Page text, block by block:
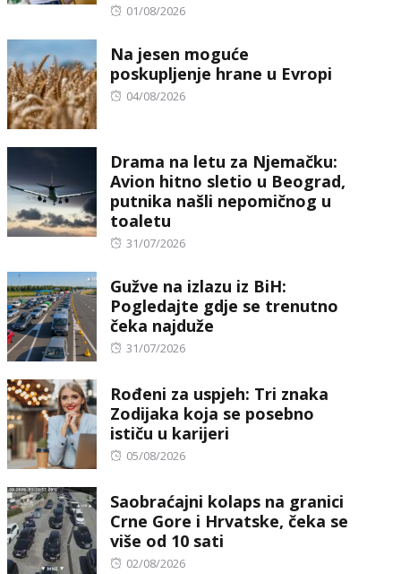
Posted
01/08/2026
Na jesen moguće
poskupljenje hrane u Evropi
Posted
04/08/2026
Drama na letu za Njemačku:
Avion hitno sletio u Beograd,
putnika našli nepomičnog u
toaletu
Posted
31/07/2026
Gužve na izlazu iz BiH:
Pogledajte gdje se trenutno
čeka najduže
Posted
31/07/2026
Rođeni za uspjeh: Tri znaka
Zodijaka koja se posebno
ističu u karijeri
Posted
05/08/2026
Saobraćajni kolaps na granici
Crne Gore i Hrvatske, čeka se
više od 10 sati
Posted
02/08/2026